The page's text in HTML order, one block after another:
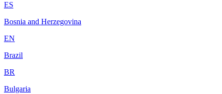
ES
Bosnia and Herzegovina
EN
Brazil
BR
Bulgaria